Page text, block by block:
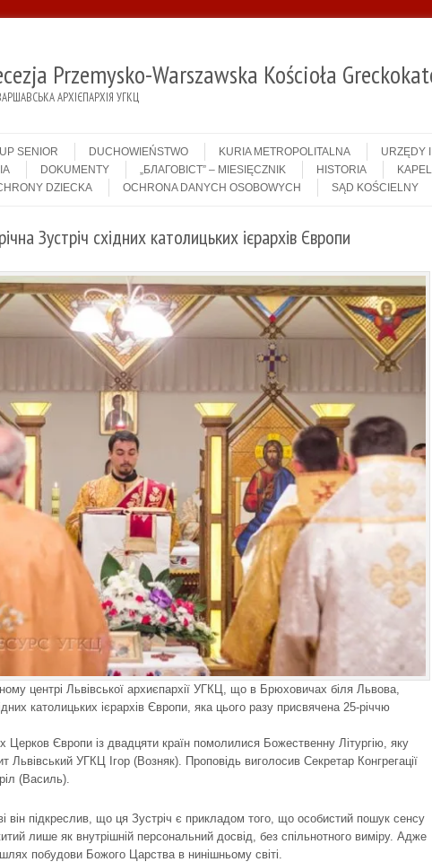
Przemysko-Warszawska Kościoła
АРХІЄПАРХІЯ УГКЦ
SENIOR DUCHOWIEŃSTWO KURIA METROPOLITALNA URZĘDY
DOKUMENTY „БЛАГОВІСТ” – MIESIĘCZNIK HISTORIA
DZIECKA OCHRONA DANYCH OSOBOWYCH SĄD KOŚCIELNY
Зустріч східних католицьких ієрархів Європи
центрі Львівської архиєпархії УГКЦ, що в Брюховичах біля Львова,
католицьких ієрархів Європи, яка цього разу присвячена 25-річчю
Церков Європи із двадцяти країн помолилися Божественну Літургію, яку
Львівський УГКЦ Ігор (Возняк). Проповідь виголосив Секретар Конгрегації
(Василь).
він підкреслив, що ця Зустріч є прикладом того, що особистий пошук сенсу
лише як внутрішній персональний досвід, без спільнотного виміру. Адже
побудови Божого Царства в нинішньому світі.